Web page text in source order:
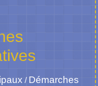
/ Démarches